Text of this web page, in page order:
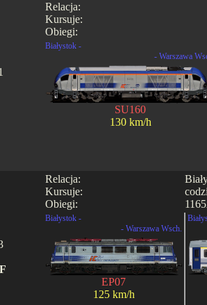
Relacja:
Kursuje:
Obiegi:
Białystok -
- Warszawa
SU160
130 km/h
Relacja:
Kursuje:
Obiegi:
Białystok -
- Warszawa Wsch.
EP07
125 km/h